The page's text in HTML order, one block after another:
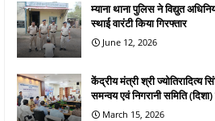
म्याना थाना पुलिस ने विद्युत
स्थाई वारंटी किया गिरफ्तार
June 12, 2026
केंद्रीय मंत्री श्री ज्योतिरादित्य
समन्वय एवं निगरानी समिति
March 15, 2026